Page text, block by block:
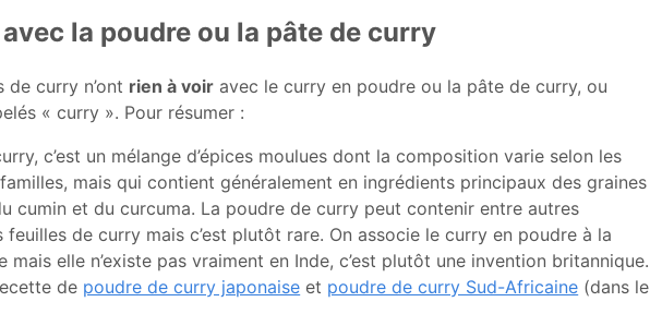
la poudre ou la pâte de curry
curry n’ont rien à voir avec le curry en poudre ou la pâte de curry, ou
« curry ». Pour résumer :
c’est un mélange d’épices moulues dont la composition varie selon les
mais qui contient généralement en ingrédients principaux des graines
cumin et du curcuma. La poudre de curry peut contenir entre autres
feuilles de curry mais c’est plutôt rare. On associe le curry en poudre à la
mais elle n’existe pas vraiment en Inde, c’est plutôt une invention britannique.
de poudre de curry japonaise et poudre de curry Sud-Africaine (dans le